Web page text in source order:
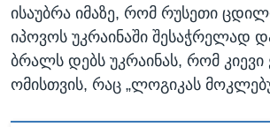
ისაუბრა იმაზე, რომ რუსეთი
იპოვოს უკრაინაში შესაჭრელად
ბრალს დებს უკრაინას, რომ კიევი
ომისთვის, რაც „ლოგიკას